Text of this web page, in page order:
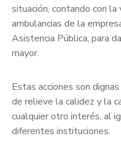
situación, contando con
ambulancias de la
Asistencia Pública, para
mayor.
Estas acciones son
de relieve la calidez y la
cualquier otro interés, al
diferentes instituciones.